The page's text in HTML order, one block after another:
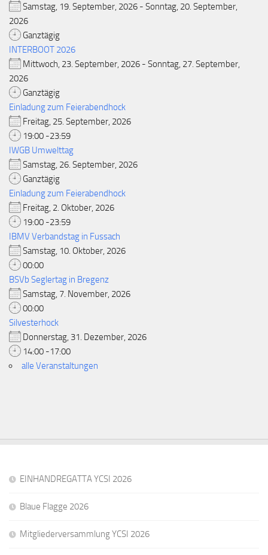
Samstag, 19. September, 2026 - Sonntag, 20. September,
2026
Ganztägig
INTERBOOT 2026
Mittwoch, 23. September, 2026 - Sonntag, 27. September,
2026
Ganztägig
Einladung zum Feierabendhock
Freitag, 25. September, 2026
19:00 -23:59
IWGB Umwelttag
Samstag, 26. September, 2026
Ganztägig
Einladung zum Feierabendhock
Freitag, 2. Oktober, 2026
19:00 -23:59
IBMV Verbandstag in Fussach
Samstag, 10. Oktober, 2026
00:00
BSVb Seglertag in Bregenz
Samstag, 7. November, 2026
00:00
Silvesterhock
Donnerstag, 31. Dezember, 2026
14:00 -17:00
alle Veranstaltungen
EINHANDREGATTA YCSI 2026
Blaue Flagge 2026
Mitgliederversammlung YCSI 2026